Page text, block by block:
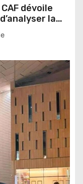
dévoile
la